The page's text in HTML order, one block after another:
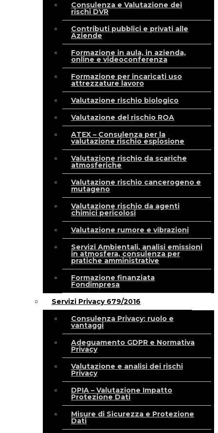
Consulenza e Valutazione dei
rischi DVR
Contributi pubblici e privati alle
Aziende
Formazione in aula, in azienda,
online e videoconferenza
Formazione per incaricati uso
attrezzature lavoro
Valutazione rischio biologico
Valutazione del rischio ROA
ATEX – Consulenza per la
valutazione rischio esplosione
Valutazione rischio da scariche
atmosferiche
Valutazione rischio cancerogeno e
mutageno
Valutazione rischio da agenti
chimici pericolosi
Valutazione rumore e vibrazioni
Servizi Ambientali, analisi emissioni
in atmosfera, consulenza per
pratiche amministrative
Formazione finanziata
Fondimpresa
Servizi Privacy 679/2016
Consulenza Privacy: ruolo e
vantaggi
Adeguamento GDPR e Normativa
Privacy
Valutazione e analisi dei rischi
Privacy
DPIA – Valutazione Impatto
Protezione Dati
Misure di Sicurezza e Protezione
Dati